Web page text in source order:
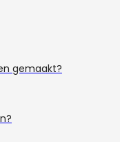
gemaakt?